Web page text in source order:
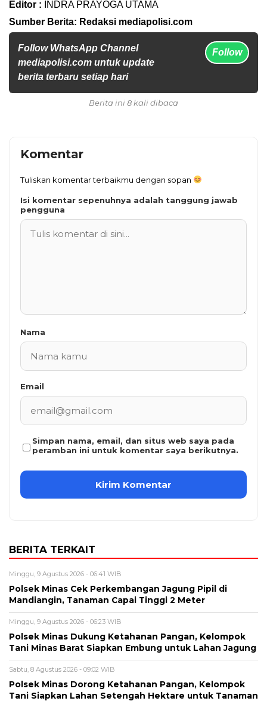
Editor :
INDRA PRAYOGA UTAMA
Sumber Berita: Redaksi mediapolisi.com
Follow WhatsApp Channel
mediapolisi.com untuk update
berita terbaru setiap hari
Follow
Berita ini 8 kali dibaca
Komentar
Tuliskan komentar terbaikmu dengan sopan
Isi komentar sepenuhnya adalah tanggung jawab
pengguna
Nama
Email
Simpan nama, email, dan situs web saya pada
peramban ini untuk komentar saya berikutnya.
BERITA TERKAIT
Minggu, 9 Agustus 2026 - 06:41 WIB
Polsek Minas Cek Perkembangan Jagung Pipil di
Mandiangin, Tanaman Capai Tinggi 2 Meter
Minggu, 9 Agustus 2026 - 06:23 WIB
Polsek Minas Dukung Ketahanan Pangan, Kelompok
Tani Minas Barat Siapkan Embung untuk Lahan Jagung
Sabtu, 8 Agustus 2026 - 09:02 WIB
Polsek Minas Dorong Ketahanan Pangan, Kelompok
Tani Siapkan Lahan Setengah Hektare untuk Tanaman